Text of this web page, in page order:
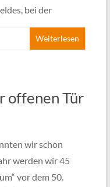
bei der
Weiterlesen
offenen Tür
wir schon
werden wir 45
vor dem 50.